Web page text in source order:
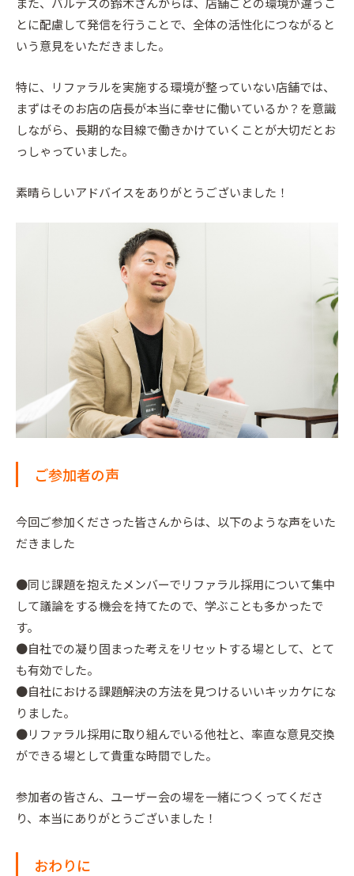
とに配慮して発信を行うことで、全体の活性化につながると
いう意見をいただきました。
特に、リファラルを実施する環境が整っていない店舗では、
まずはそのお店の店長が本当に幸せに働いているか？を意識
しながら、長期的な目線で働きかけていくことが大切だとお
っしゃっていました。
素晴らしいアドバイスをありがとうございました！
ご参加者の声
今回ご参加くださった皆さんからは、以下のような声をいた
だきました
●同じ課題を抱えたメンバーでリファラル採用について集中
して議論をする機会を持てたので、学ぶことも多かったで
す。
●自社での凝り固まった考えをリセットする場として、とて
も有効でした。
●自社における課題解決の方法を見つけるいいキッカケにな
りました。
●リファラル採用に取り組んでいる他社と、率直な意見交換
ができる場として貴重な時間でした。
参加者の皆さん、ユーザー会の場を一緒につくってくださ
り、本当にありがとうございました！
おわりに